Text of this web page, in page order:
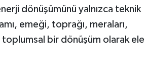
dönüşümünü yalnızca teknik
emeği, toprağı, meraları,
bir dönüşüm olarak ele